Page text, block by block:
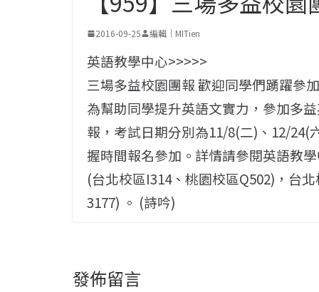
2016-09-25 編輯｜MITien
英語教學中心>>>>>
三場多益校園團報 歡迎同學們踴躍參加
為幫助同學提升英語文實力，參加多
報，考試日期分別為11/8(二)、12/24(
握時間報名參加。詳情請參閱英語教
(台北校區I314、桃園校區Q502)，台
3177) 。 (詩吟)
發佈留言